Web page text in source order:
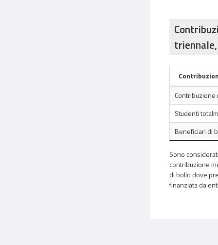
Studenti
Beneficiari di
Sono
contribuzione
di bollo dove
finanziata da